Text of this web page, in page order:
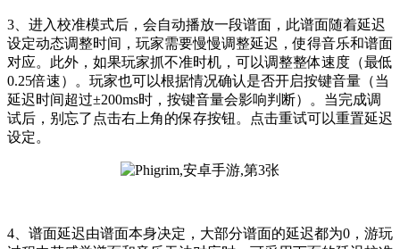
3、进入校准模式后，会自动播放一段谱面，此谱面随着延迟
设定动态调整时间，玩家需要慢慢调整延迟，使得音乐和谱面
对应。此外，如果玩家抓不准时机，可以调整整体速度（最低
0.25倍速）。玩家也可以根据情况确认是否开启按键音量（当
延迟时间超过±200ms时，按键音量会影响判断）。当完成调
试后，别忘了点击右上角的保存按钮。点击重试可以重置延迟
设定。
4、谱面延迟由谱面本身决定，大部分谱面的延迟都为0，游玩